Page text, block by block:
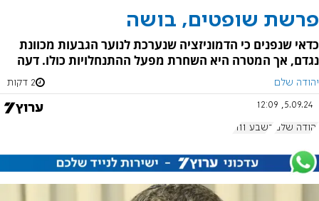
פרשת שופטים, בושה
כדאי שנפנים כי הדמוניזציה שנערכת לנוער הגבעות מכוונת
נגדם, אך המטרה היא השחרת מפעל ההתנחלויות כולו. דעה
יהודה שלם 2 דקות
5.09.24, 12:09
יהודה שלם בשבע 1111